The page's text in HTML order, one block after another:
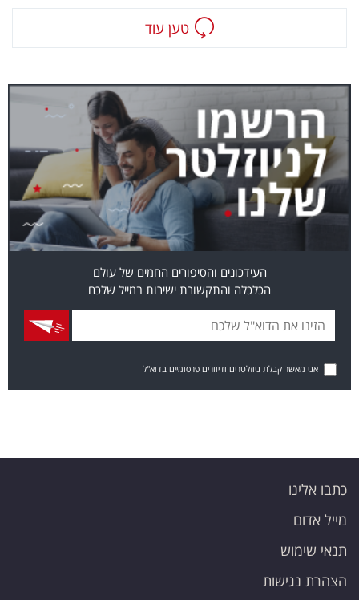
טען עוד
העידכונים והסיפורים החמים של עולם
הכלכלה והתקשורת ישירות במייל שלכם
אני מאשר קבלת ניוזלטרים ודיוורים פרסומיים בדוא"ל
כתבו אלינו
מייל אדום
תנאי שימוש
הצהרת נגישות